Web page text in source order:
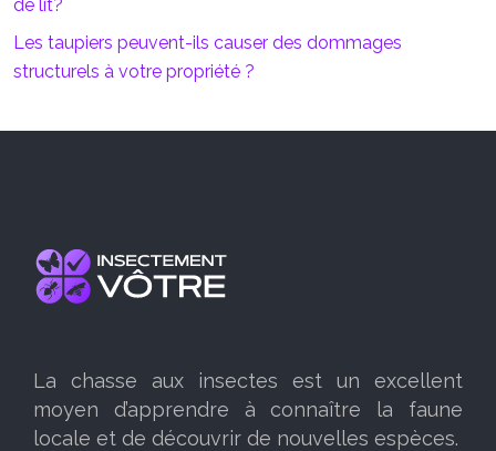
de lit?
Les taupiers peuvent-ils causer des dommages
structurels à votre propriété ?
La chasse aux insectes est un excellent
moyen d’apprendre à connaître la faune
locale et de découvrir de nouvelles espèces.